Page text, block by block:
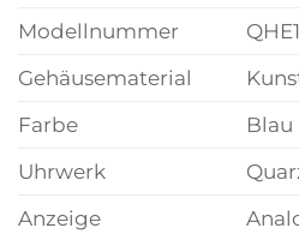
Modellnummer
Gehäusematerial
Farbe
Blau
Uhrwerk
Anzeige